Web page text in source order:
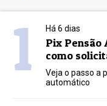
1 Há 6 dias
Pix Pensão
como
Veja o passo a
automático